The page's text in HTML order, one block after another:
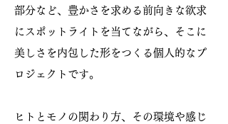
部分など、豊かさを求める前向きな欲求
にスポットライトを当てながら、そこに
美しさを内包した形をつくる個人的なプ
ロジェクトです。
ヒトとモノの関わり方、その環境や感じ